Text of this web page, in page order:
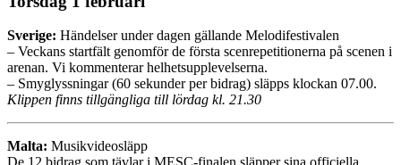
Sverige: Händelser under dagen gällande Melodifestivalen
– Veckans startfält genomför de första scenrepetitionerna på scenen i
arenan. Vi kommenterar helhetsupplevelserna.
– Smyglyssningar (60 sekunder per bidrag) släpps klockan 07.00.
Klippen finns tillgängliga till lördag kl. 21.30
Malta: Musikvideosläpp